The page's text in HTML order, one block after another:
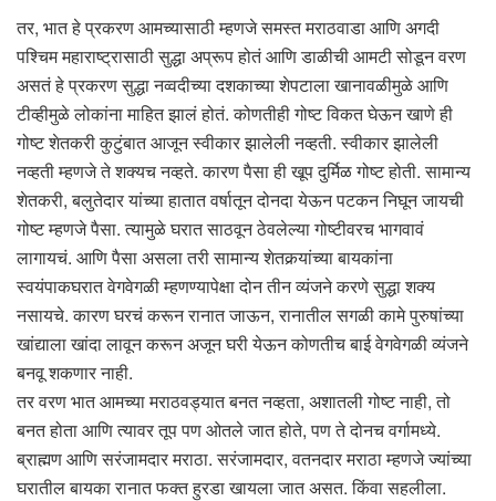
तर, भात हे प्रकरण आमच्यासाठी म्हणजे समस्त मराठवाडा आणि अगदी
पश्चिम महाराष्ट्रासाठी सुद्धा अप्रूप होतं आणि डाळीची आमटी सोडून वरण
असतं हे प्रकरण सुद्धा नव्वदीच्या दशकाच्या शेपटाला खानावळीमुळे आणि
टीव्हीमुळे लोकांना माहित झालं होतं. कोणतीही गोष्ट विकत घेऊन खाणे ही
गोष्ट शेतकरी कुटुंबात आजून स्वीकार झालेली नव्हती. स्वीकार झालेली
नव्हती म्हणजे ते शक्यच नव्हते. कारण पैसा ही खूप दुर्मिळ गोष्ट होती. सामान्य
शेतकरी, बलुतेदार यांच्या हातात वर्षातून दोनदा येऊन पटकन निघून जायची
गोष्ट म्हणजे पैसा. त्यामुळे घरात साठवून ठेवलेल्या गोष्टीवरच भागवावं
लागायचं. आणि पैसा असला तरी सामान्य शेतकर्‍यांच्या बायकांना
स्वयंपाकघरात वेगवेगळी म्हणण्यापेक्षा दोन तीन व्यंजने करणे सुद्धा शक्य
नसायचे. कारण घरचं करून रानात जाऊन, रानातील सगळी कामे पुरुषांच्या
खांद्याला खांदा लावून करून अजून घरी येऊन कोणतीच बाई वेगवेगळी व्यंजने
बनवू शकणार नाही.
तर वरण भात आमच्या मराठवड्यात बनत नव्हता, अशातली गोष्ट नाही, तो
बनत होता आणि त्यावर तूप पण ओतले जात होते, पण ते दोनच वर्गामध्ये.
ब्राह्मण आणि सरंजामदार मराठा. सरंजामदार, वतनदार मराठा म्हणजे ज्यांच्या
घरातील बायका रानात फक्त हुरडा खायला जात असत. किंवा सहलीला.